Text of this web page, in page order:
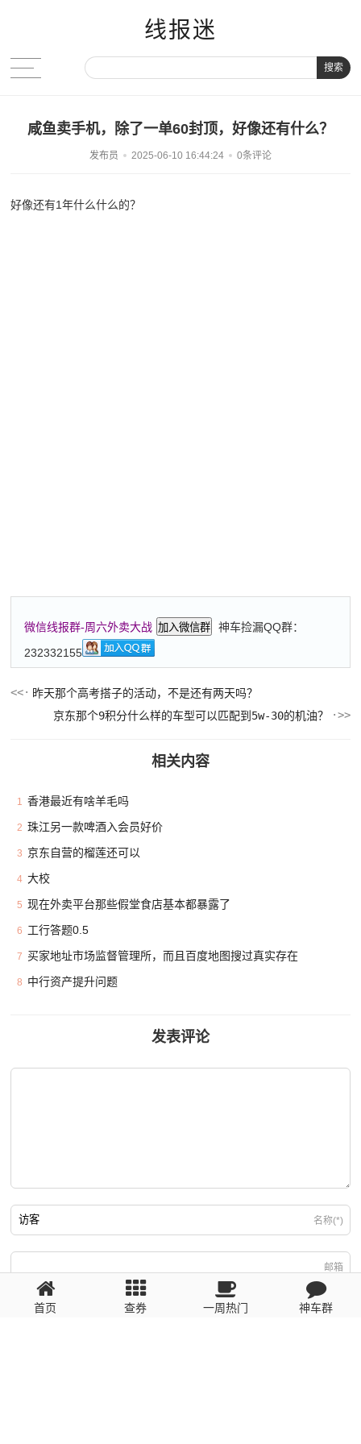
线报迷
搜索
咸鱼卖手机，除了一单60封顶，好像还有什么？
发布员 2025-06-10 16:44:24 0条评论
好像还有1年什么什么的？
微信线报群-周六外卖大战 加入微信群
神车捡漏QQ群：
232332155
昨天那个高考搭子的活动，不是还有两天吗？
京东那个9积分什么样的车型可以匹配到5w-30的机油？
相关内容
1 香港最近有啥羊毛吗
2 珠江另一款啤酒入会员好价
3 京东自营的榴莲还可以
4 大校
5 现在外卖平台那些假堂食店基本都暴露了
6 工行答题0.5
7 买家地址市场监督管理所，而且百度地图搜过真实存在
8 中行资产提升问题
发表评论
名称(*)
邮箱
回复需填写必要信息
首页 查券 一周热门 神车群